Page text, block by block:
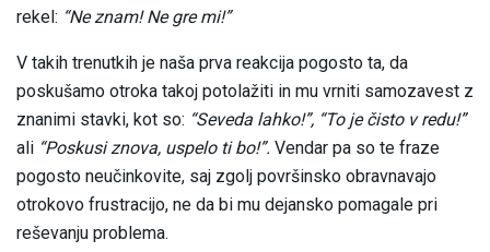
rekel: “Ne znam! Ne gre mi!”
V takih trenutkih je naša prva reakcija pogosto ta, da
poskušamo otroka takoj potolažiti in mu vrniti samozavest z
znanimi stavki, kot so: “Seveda lahko!”, “To je čisto v redu!”
ali “Poskusi znova, uspelo ti bo!”. Vendar pa so te fraze
pogosto neučinkovite, saj zgolj površinsko obravnavajo
otrokovo frustracijo, ne da bi mu dejansko pomagale pri
reševanju problema.